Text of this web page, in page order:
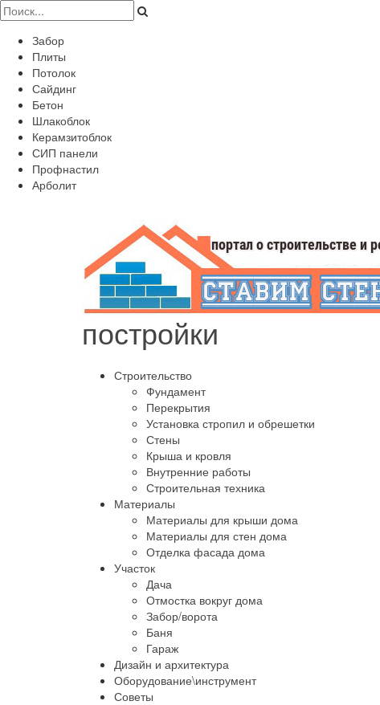
Забор
Плиты
Потолок
Сайдинг
Бетон
Шлакоблок
Керамзитоблок
СИП панели
Профнастил
Арболит
постройки
Строительство
Фундамент
Перекрытия
Установка стропил и обрешетки
Стены
Крыша и кровля
Внутренние работы
Строительная техника
Материалы
Материалы для крыши дома
Материалы для стен дома
Отделка фасада дома
Участок
Дача
Отмостка вокруг дома
Забор/ворота
Баня
Гараж
Дизайн и архитектура
Оборудование\инструмент
Советы